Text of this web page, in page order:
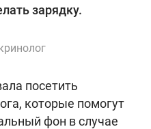
зарядку.
посетить
которые помогут
фон в случае